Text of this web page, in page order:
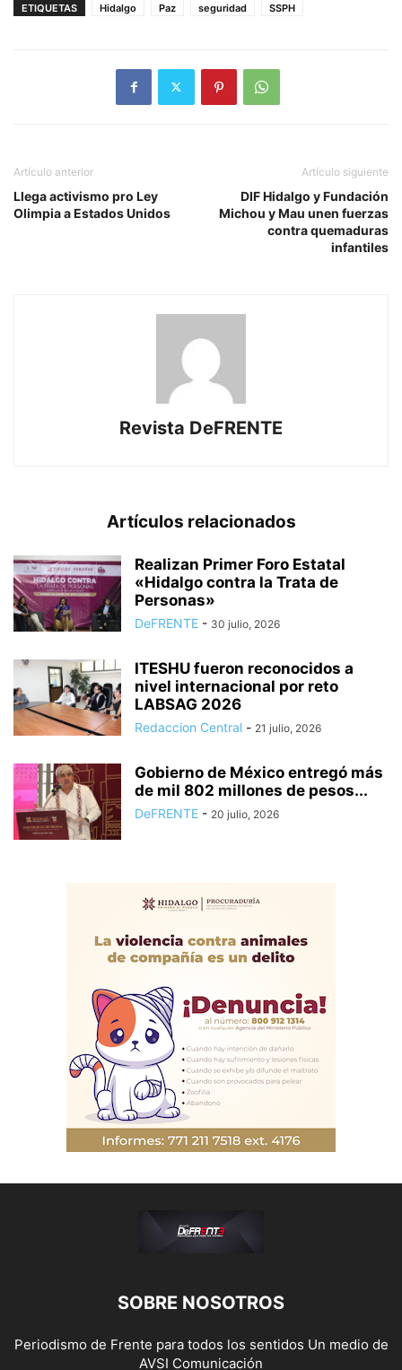
ETIQUETAS Hidalgo Paz seguridad SSPH
Artículo anterior
Llega activismo pro Ley
Olimpia a Estados Unidos
Artículo siguiente
DIF Hidalgo y Fundación
Michou y Mau unen fuerzas
contra quemaduras
infantiles
Revista DeFRENTE
Artículos relacionados
Realizan Primer Foro Estatal
«Hidalgo contra la Trata de
Personas»
DeFRENTE - 30 julio, 2026
ITESHU fueron reconocidos a
nivel internacional por reto
LABSAG 2026
Redaccion Central - 21 julio, 2026
Gobierno de México entregó más
de mil 802 millones de pesos...
DeFRENTE - 20 julio, 2026
SOBRE NOSOTROS
Periodismo de Frente para todos los sentidos Un medio de
AVSI Comunicación